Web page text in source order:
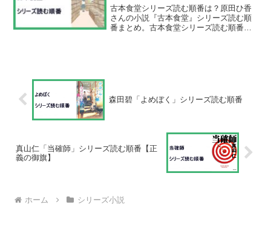
古本食堂シリーズ読む順番は？原田ひ香
さんの小説『古本食堂』シリーズ読む順
番まとめ。古本食堂シリーズ読む順番①
森田碧「よめぼく」シリーズ読む順番
真山仁「当確師」シリーズ読む順番【正
義の御旗】
ホーム シリーズ小説